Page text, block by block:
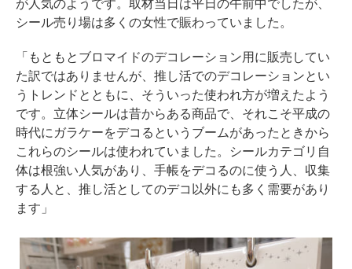
が人気のようです。取材当日は平日の午前中でしたが、
シール売り場は多くの女性で賑わっていました。
「もともとブロマイドのデコレーション用に販売してい
た訳ではありませんが、推し活でのデコレーションとい
うトレンドとともに、そういった使われ方が増えたよう
です。立体シールは昔からある商品で、それこそ平成の
時代にガラケーをデコるというブームがあったときから
これらのシールは使われていました。シールカテゴリ自
体は根強い人気があり、手帳をデコるのに使う人、収集
する人と、推し活としてのデコ以外にも多く需要があり
ます」